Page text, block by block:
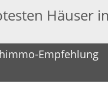
Häuser
Empfehlung